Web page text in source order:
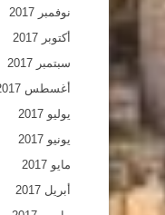
نوفمبر 2017
أكتوبر 2017
سبتمبر 2017
أغسطس 2017
يوليو 2017
يونيو 2017
مايو 2017
أبريل 2017